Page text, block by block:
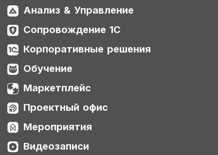
Анализ & Управление
Сопровождение 1С
Корпоративные решения
Обучение
Маркетплейс
Проектный офис
Мероприятия
Видеозаписи